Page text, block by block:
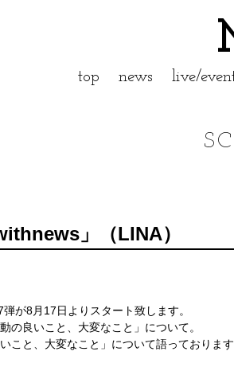
top news live/
」（LINA）
が8月17日よりスタート致します。
の良いこと、大変なこと」について。
こと、大変なこと」について語っております